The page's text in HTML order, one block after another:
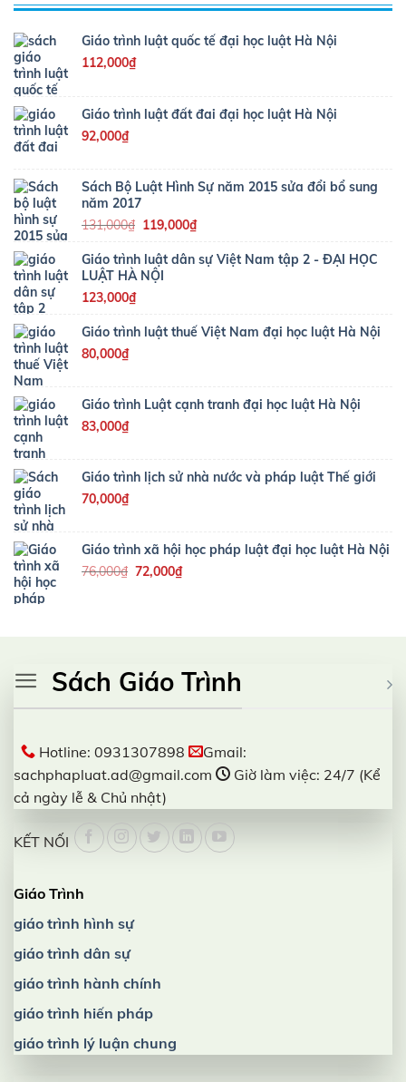
Giáo trình luật quốc tế đại học luật Hà Nội
112,000₫
Giáo trình luật đất đai đại học luật Hà Nội
92,000₫
Sách Bộ Luật Hình Sự năm 2015 sửa đổi bổ sung
năm 2017
131,000₫ Giá
là:
131,000₫.
119,000₫Giá
tại
Giáo trình luật dân sự Việt Nam tập 2 - ĐẠI HỌC
LUẬT HÀ NỘI
123,000₫
Giáo trình luật thuế Việt Nam đại học luật Hà Nội
80,000₫
Giáo trình Luật cạnh tranh đại học luật Hà Nội
83,000₫
Giáo trình lịch sử nhà nước và pháp luật Thế giới
70,000₫
Giáo trình xã hội học pháp luật đại học luật Hà Nội
76,000₫ Giá
72,000₫Giá
Sách Giáo Trình
Hotline: 0931307898
Gmail:
sachphapluat.ad@gmail.com
Giờ làm việc: 24/7 (Kể
cả ngày lễ & Chủ nhật)
KẾT NỐI
Giáo Trình
giáo trình hình sự
giáo trình dân sự
giáo trình hành chính
giáo trình hiến pháp
giáo trình lý luận chung